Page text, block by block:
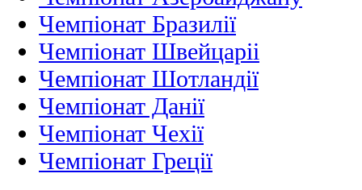
Чемпіонат Бразилії
Чемпіонат Швейцаріі
Чемпіонат Шотландії
Чемпіонат Данії
Чемпіонат Чехії
Чемпіонат Греції